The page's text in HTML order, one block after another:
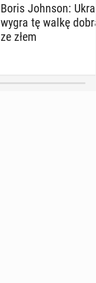
Boris Johnson:
wygra tę walkę dobra
ze złem